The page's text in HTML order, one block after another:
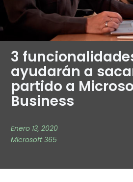
3
ayudarán a
partido a
Business
Enero 13, 2020
Microsoft 365